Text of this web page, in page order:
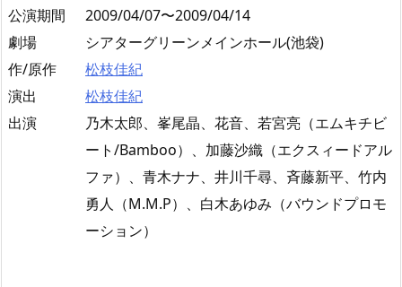
公演期間
2009/04/07〜2009/04/14
劇場
シアターグリーンメインホール(池袋)
作/原作
松枝佳紀
演出
松枝佳紀
出演
乃木太郎、峯尾晶、花音、若宮亮（エムキチビ
ート/Bamboo）、加藤沙織（エクスィードアル
ファ）、青木ナナ、井川千尋、斉藤新平、竹内
勇人（M.M.P）、白木あゆみ（バウンドプロモ
ーション）